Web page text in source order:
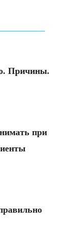
Причины.
при